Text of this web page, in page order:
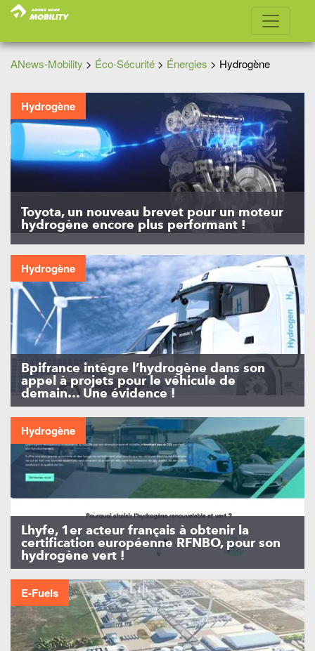
ANews-Mobility > Éco-Sécurité > Énergies > Hydrogène
Hydrogène
Toyota, un nouveau brevet pour un moteur
hydrogène encore plus performant !
Hydrogène
Bpifrance intègre l’hydrogène dans son
appel à projets pour le véhicule de
demain… Une évidence !
Hydrogène
Lhyfe, 1er acteur français à obtenir la
certification européenne RFNBO, pour son
hydrogène vert !
E-Fuels